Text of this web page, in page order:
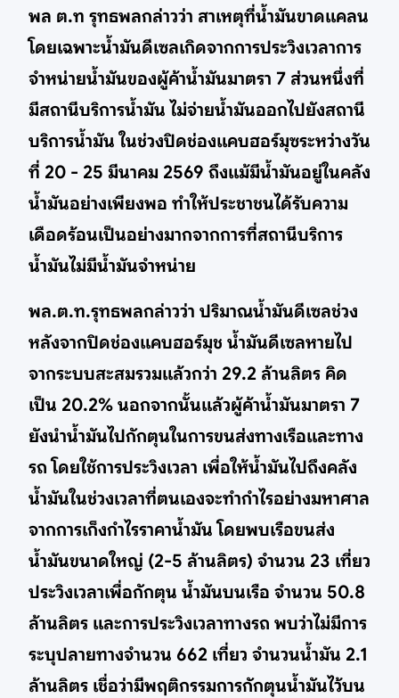
พล ต.ท รุทธพลกล่าวว่า สาเหตุที่น้ำมันขาดแคลน
โดยเฉพาะน้ำมันดีเซลเกิดจากการประวิงเวลาการ
จำหน่ายน้ำมันของผู้ค้าน้ำมันมาตรา 7 ส่วนหนึ่งที่
มีสถานีบริการน้ำมัน ไม่จ่ายน้ำมันออกไปยังสถานี
บริการน้ำมัน ในช่วงปิดช่องแคบฮอร์มุซระหว่างวัน
ที่ 20 - 25 มีนาคม 2569 ถึงแม้มีน้ำมันอยู่ในคลัง
น้ำมันอย่างเพียงพอ ทำให้ประชาชนได้รับความ
เดือดร้อนเป็นอย่างมากจากการที่สถานีบริการ
น้ำมันไม่มีน้ำมันจำหน่าย
พล.ต.ท.รุทธพลกล่าวว่า ปริมาณน้ำมันดีเซลช่วง
หลังจากปิดช่องแคบฮอร์มุช น้ำมันดีเซลหายไป
จากระบบสะสมรวมแล้วกว่า 29.2 ล้านลิตร คิด
เป็น 20.2% นอกจากนั้นแล้วผู้ค้าน้ำมันมาตรา 7
ยังนำน้ำมันไปกักตุนในการขนส่งทางเรือและทาง
รถ โดยใช้การประวิงเวลา เพื่อให้น้ำมันไปถึงคลัง
น้ำมันในช่วงเวลาที่ตนเองจะทำกำไรอย่างมหาศาล
จากการเก็งกำไรราคาน้ำมัน โดยพบเรือขนส่ง
น้ำมันขนาดใหญ่ (2-5 ล้านลิตร) จำนวน 23 เที่ยว
ประวิงเวลาเพื่อกักตุน น้ำมันบนเรือ จำนวน 50.8
ล้านลิตร และการประวิงเวลาทางรถ พบว่าไม่มีการ
ระบุปลายทางจำนวน 662 เที่ยว จำนวนน้ำมัน 2.1
ล้านลิตร เชื่อว่ามีพฤติกรรมการกักตุนน้ำมันไว้บน